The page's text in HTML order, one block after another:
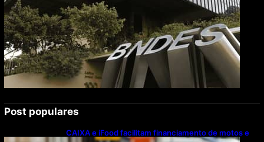
Post populares
CAIXA e iFood facilitam financiamento de motos e